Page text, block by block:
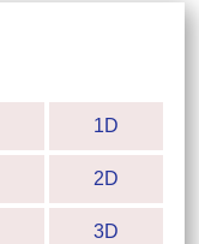
1D
2D
3D